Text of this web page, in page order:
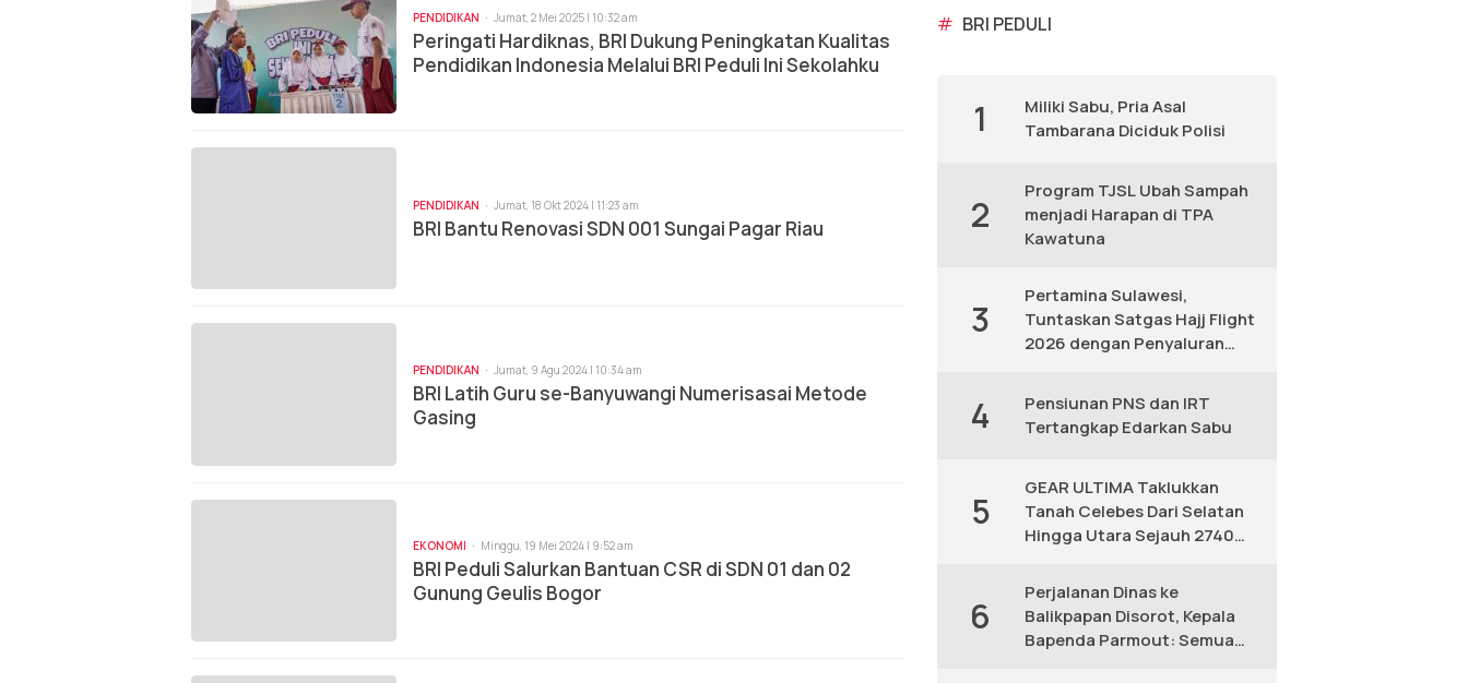
PENDIDIKAN Jumat, 2 Mei 2025 | 10:32 am
Peringati Hardiknas, BRI Dukung Peningkatan Kualitas
Pendidikan Indonesia Melalui BRI Peduli Ini Sekolahku
PENDIDIKAN Jumat, 18 Okt 2024 | 11:23 am
BRI Bantu Renovasi SDN 001 Sungai Pagar Riau
PENDIDIKAN Jumat, 9 Agu 2024 | 10:34 am
BRI Latih Guru se-Banyuwangi Numerisasai Metode
Gasing
EKONOMI Minggu, 19 Mei 2024 | 9:52 am
BRI Peduli Salurkan Bantuan CSR di SDN 01 dan 02
Gunung Geulis Bogor
# BRI PEDULI
1
Miliki Sabu, Pria Asal
Tambarana Diciduk Polisi
2
Program TJSL Ubah Sampah
menjadi Harapan di TPA
Kawatuna
3
Pertamina Sulawesi,
Tuntaskan Satgas Hajj Flight
2026 dengan Penyaluran
4
Pensiunan PNS dan IRT
Tertangkap Edarkan Sabu
5
GEAR ULTIMA Taklukkan
Tanah Celebes Dari Selatan
Hingga Utara Sejauh 2740
6
Perjalanan Dinas ke
Balikpapan Disorot, Kepala
Bapenda Parmout: Semua